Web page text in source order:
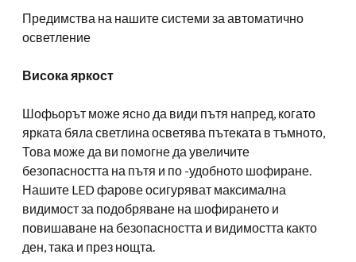
Предимства на нашите системи за автоматично
осветление
Висока яркост
Шофьорът може ясно да види пътя напред, когато
ярката бяла светлина осветява пътеката в тъмното,
Това може да ви помогне да увеличите
безопасността на пътя и по -удобното шофиране.
Нашите LED фарове осигуряват максимална
видимост за подобряване на шофирането и
повишаване на безопасността и видимостта както
ден, така и през нощта.